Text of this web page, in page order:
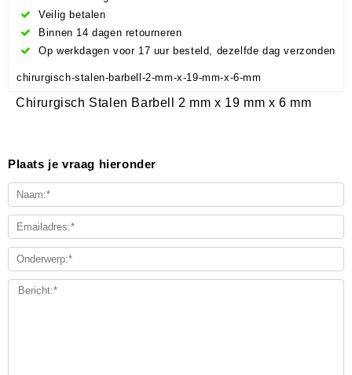
Veilig betalen
Binnen 14 dagen retourneren
Op werkdagen voor 17 uur besteld, dezelfde dag verzonden
chirurgisch-stalen-barbell-2-mm-x-19-mm-x-6-mm
Chirurgisch Stalen Barbell 2 mm x 19 mm x 6 mm
Plaats je vraag hieronder